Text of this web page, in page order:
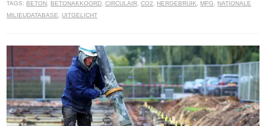
TAGS: BETON, BETONAKKOORD,CIRCULAIR,CO2, HERGEBRUIK, MPG, NATIONALE
MILIEUDATABASE,UITGELICHT